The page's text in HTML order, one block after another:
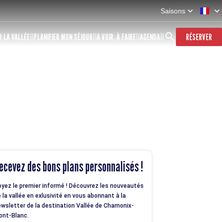
Saisons
LA VALLÉE PLANIFIER MON SÉJOUR A VOIR, À FAIRE AGENDA RÉSERVER
des bons plans personnalisés !
le premier informé ! Découvrez les nouveautés
la vallée en exlusivité en vous abonnant à la
de la destination Vallée de Chamonix-
Blanc.